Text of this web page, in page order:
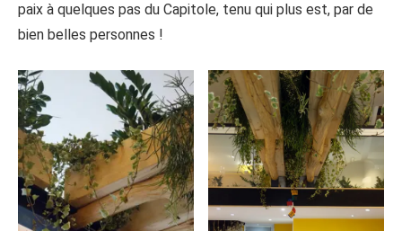
paix à quelques pas du Capitole, tenu qui plus est, par de
bien belles personnes !